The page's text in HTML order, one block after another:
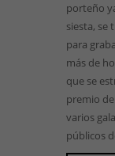
porteño
siesta, se
para
más de
que se
premio
varios
públicos